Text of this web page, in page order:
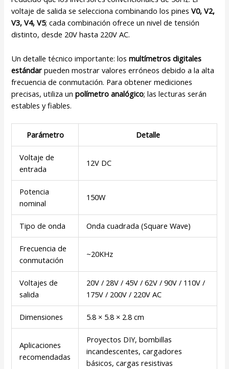
voltaje de salida se selecciona combinando los pinesV0, V2,
V3, V4, V5; cada combinación ofrece un nivel de tensión
distinto, desde 20V hasta 220V AC.
Un detalle técnico importante: losmultímetros digitales
estándar pueden mostrar valores erróneos debido a la alta
frecuencia de conmutación. Para obtener mediciones
precisas, utiliza unpolímetro analógico; las lecturas serán
estables y fiables.
Parámetro Detalle
Voltaje de
entrada
12V DC
Potencia
nominal
150W
Tipo de onda Onda cuadrada (Square Wave)
Frecuencia de
conmutación
~20KHz
Voltajes de
salida
20V / 28V / 45V / 62V / 90V / 110V /
175V / 200V / 220V AC
Dimensiones 5.8 × 5.8 × 2.8 cm
Aplicaciones
recomendadas
Proyectos DIY, bombillas
incandescentes, cargadores
básicos, cargas resistivas